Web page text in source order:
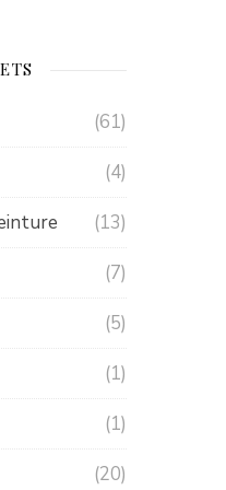
(61)
(4)
(13)
(7)
(5)
(1)
(1)
(20)